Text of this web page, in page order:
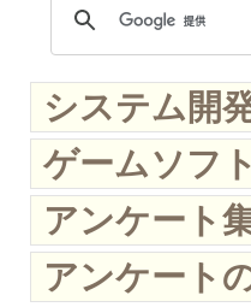
システム開
ゲームソフ
アンケート
アンケート